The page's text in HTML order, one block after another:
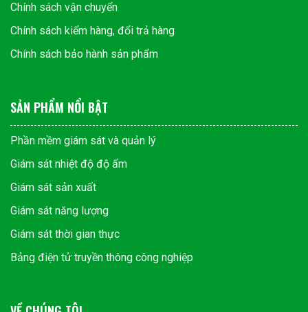
Chính sách vận chuyển
Chính sách kiểm hàng, đổi trả hàng
Chính sách bảo hành sản phẩm
SẢN PHẨM NỔI BẬT
Phần mềm giám sát và quản lý
Giám sát nhiệt độ độ ẩm
Giám sát sản xuất
Giám sát năng lượng
Giám sát thời gian thực
Bảng điện tử truyền thông công nghiệp